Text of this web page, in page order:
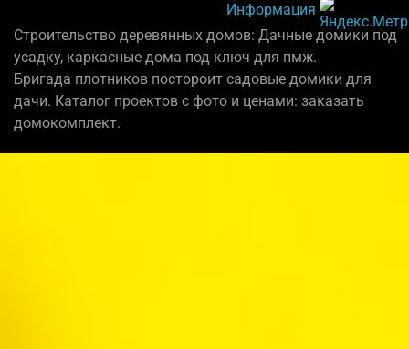
Информация
Строительство деревянных домов: Дачные домики под
усадку, каркасные дома под ключ для пмж.
Бригада плотников постороит садовые домики для
дачи. Каталог проектов с фото и ценами: заказать
домокомплект.